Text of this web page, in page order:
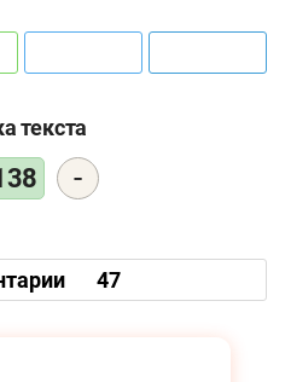
текста
-
47